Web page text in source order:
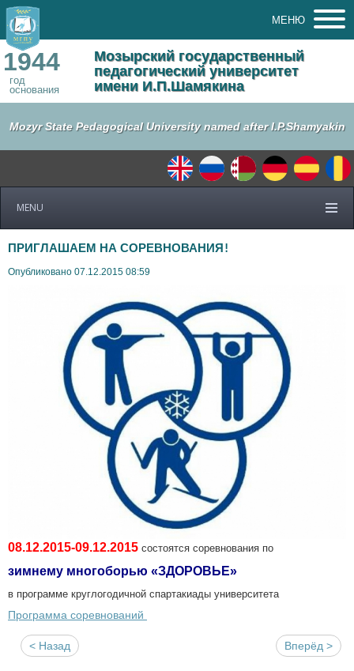
МЕНЮ
1944
год
основания
Мозырский государственный
педагогический университет
имени И.П.Шамякина
Mozyr State Pedagogical University named after I.P.Shamyakin
MENU
ПРИГЛАШАЕМ НА СОРЕВНОВАНИЯ!
Опубликовано 07.12.2015 08:59
08.12.2015-09.12.2015 состоятся соревнования по
зимнему многоборью «ЗДОРОВЬЕ»
в программе круглогодичной спартакиады университета
Программа соревнований
< Назад Вперёд >